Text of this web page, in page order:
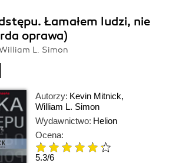
Łamałem ludzi, nie
oprawa)
L. Simon
Autorzy: Kevin Mitnick,
William L. Simon
Wydawnictwo: Helion
Ocena:
5.3/6